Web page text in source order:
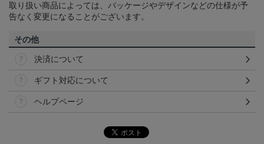
取り扱い商品によっては、パッケージやデザインなどの仕様が予
告なく変更になることがございます。
その他
決済について
ギフト対応について
ヘルプページ